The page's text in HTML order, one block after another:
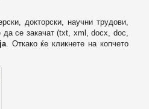
докторски, научни трудови,
да се закачат (txt, xml, docx, doc,
. Откако ќе кликнете на копчето